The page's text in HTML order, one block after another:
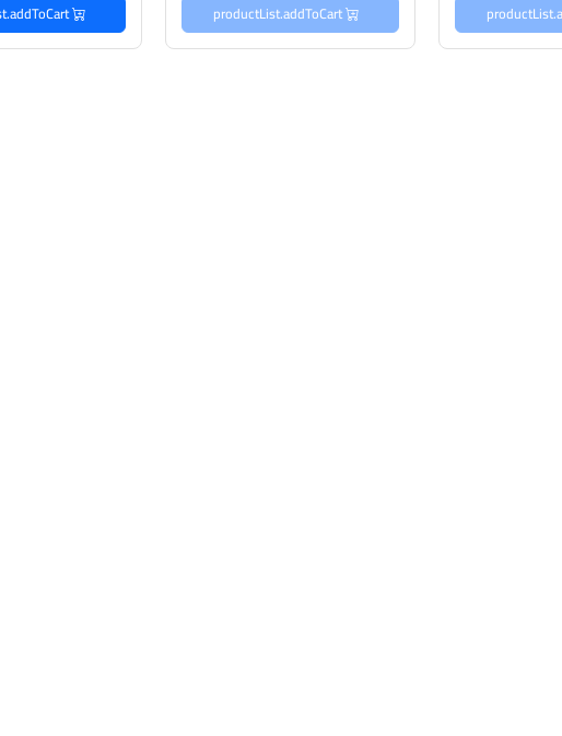
productList.addToCart
productList.addToCart